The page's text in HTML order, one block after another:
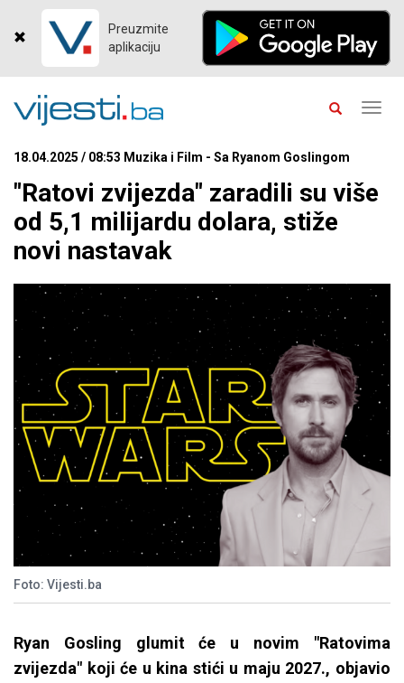
Preuzmite
aplikaciju
18.04.2025 / 08:53 Muzika i Film - Sa Ryanom Goslingom
"Ratovi zvijezda" zaradili su više
od 5,1 milijardu dolara, stiže
novi nastavak
Foto: Vijesti.ba
Ryan Gosling glumit će u novim "Ratovima
zvijezda" koji će u kina stići u maju 2027., objavio